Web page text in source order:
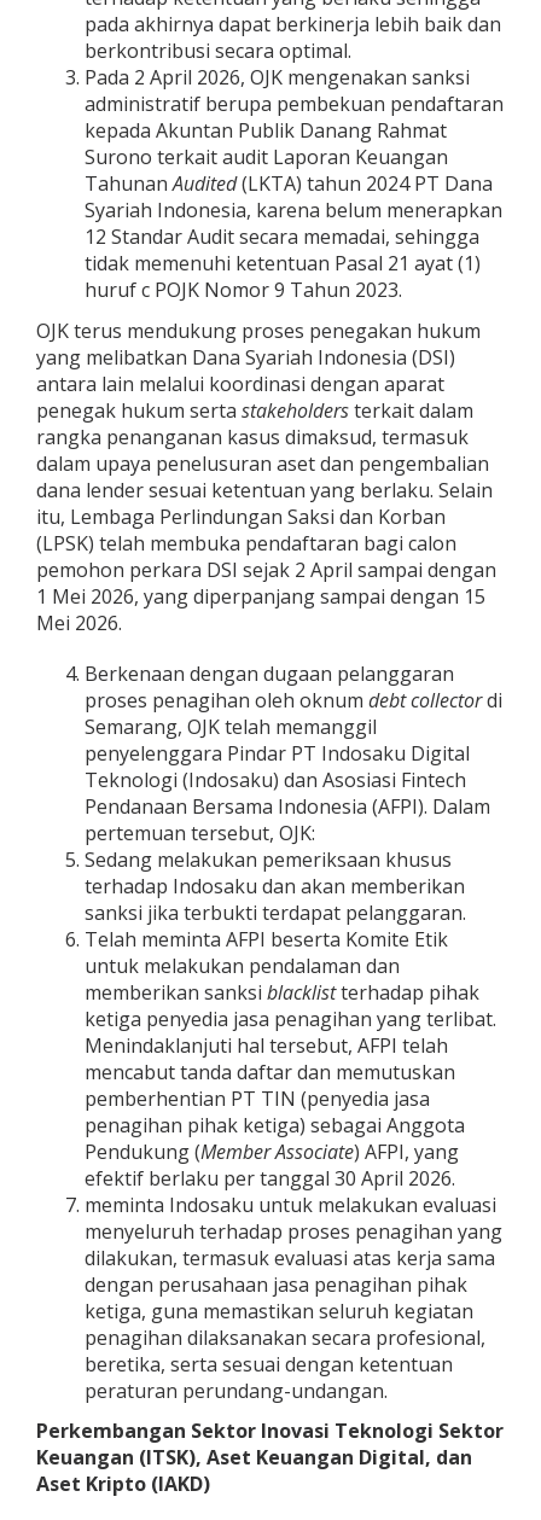
pada akhirnya dapat berkinerja lebih baik dan
berkontribusi secara optimal.
Pada 2 April 2026, OJK mengenakan sanksi
administratif berupa pembekuan pendaftaran
kepada Akuntan Publik Danang Rahmat
Surono terkait audit Laporan Keuangan
TahunanAudited(LKTA) tahun 2024 PT Dana
Syariah Indonesia, karena belum menerapkan
12 Standar Audit secara memadai, sehingga
tidak memenuhi ketentuan Pasal 21 ayat (1)
huruf c POJK Nomor 9 Tahun 2023.
OJK terus mendukung proses penegakan hukum
yang melibatkan Dana Syariah Indonesia (DSI)
antara lain melalui koordinasi dengan aparat
penegak hukum serta stakeholdersterkait dalam
rangka penanganan kasus dimaksud, termasuk
dalam upaya penelusuran aset dan pengembalian
dana lender sesuai ketentuan yang berlaku. Selain
itu, Lembaga Perlindungan Saksi dan Korban
(LPSK) telah membuka pendaftaran bagi calon
pemohon perkara DSI sejak 2 April sampai dengan
1 Mei 2026, yang diperpanjang sampai dengan 15
Mei 2026.
Berkenaan dengan dugaan pelanggaran
proses penagihan oleh oknum debt collectordi
Semarang, OJK telah memanggil
penyelenggara Pindar PT Indosaku Digital
Teknologi (Indosaku) dan Asosiasi Fintech
Pendanaan Bersama Indonesia (AFPI). Dalam
pertemuan tersebut, OJK:
Sedang melakukan pemeriksaan khusus
terhadap Indosaku dan akan memberikan
sanksi jika terbukti terdapat pelanggaran.
Telah meminta AFPI beserta Komite Etik
untuk melakukan pendalaman dan
memberikan sanksi blacklistterhadap pihak
ketiga penyedia jasa penagihan yang terlibat.
Menindaklanjuti hal tersebut, AFPI telah
mencabut tanda daftar dan memutuskan
pemberhentian PT TIN (penyedia jasa
penagihan pihak ketiga) sebagai Anggota
Pendukung (Member Associate) AFPI, yang
efektif berlaku per tanggal 30 April 2026.
meminta Indosaku untuk melakukan evaluasi
menyeluruh terhadap proses penagihan yang
dilakukan, termasuk evaluasi atas kerja sama
dengan perusahaan jasa penagihan pihak
ketiga, guna memastikan seluruh kegiatan
penagihan dilaksanakan secara profesional,
beretika, serta sesuai dengan ketentuan
peraturan perundang-undangan.
Perkembangan Sektor Inovasi Teknologi Sektor
Keuangan (ITSK), Aset Keuangan Digital, dan
Aset Kripto (IAKD)